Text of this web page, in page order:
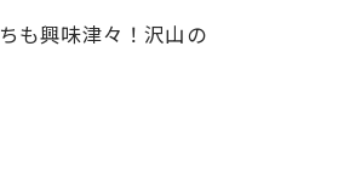
も興味津々！沢山の